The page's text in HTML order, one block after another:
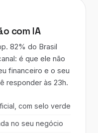
com IA
82% do Brasil
é que ele não
financeiro e o seu
responder às 23h.
com selo verde
no seu negócio